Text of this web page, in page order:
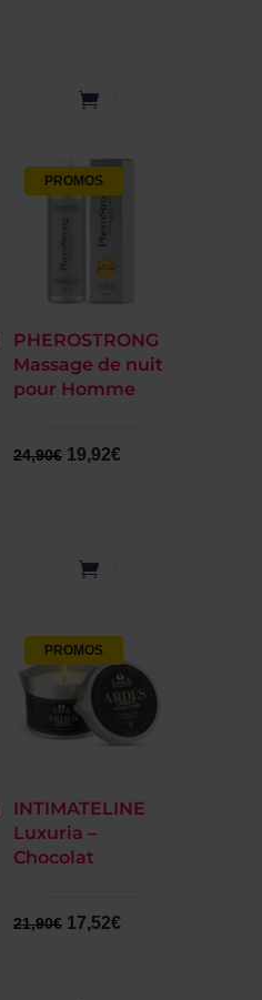
PROMOS
PHEROSTRONG
Massage de nuit
pour Homme
24,90€ 19,92€
PROMOS
INTIMATELINE
Luxuria –
Chocolat
21,90€ 17,52€